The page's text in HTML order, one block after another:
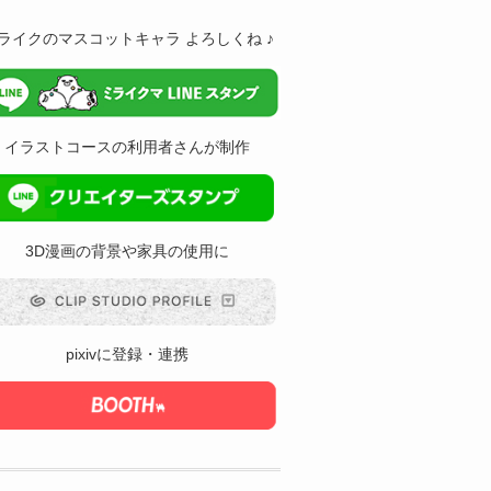
イクのマスコットキャラ よろしくね ♪
イラストコースの利用者さんが制作
3D漫画の背景や家具の使用に
pixivに登録・連携